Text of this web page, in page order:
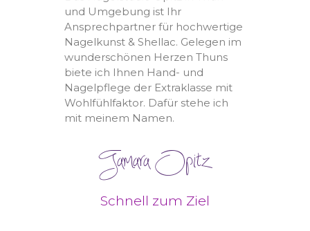
und Umgebung ist Ihr
Ansprechpartner für hochwertige
Nagelkunst & Shellac. Gelegen im
wunderschönen Herzen Thuns
biete ich Ihnen Hand- und
Nagelpflege der Extraklasse mit
Wohlfühlfaktor. Dafür stehe ich
mit meinem Namen.
Schnell zum Ziel